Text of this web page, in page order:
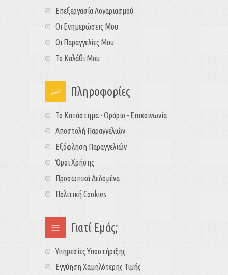
Επεξεργασία Λογαριασμού
Οι Ενημερώσεις Μου
Οι Παραγγελίες Μου
Το Καλάθι Μου
Πληροφορίες
Το Κατάστημα - Ωράριο - Επικοινωνία
Αποστολή Παραγγελιών
Εξόφληση Παραγγελιών
Όροι Χρήσης
Προσωπικά Δεδομένα
Πολιτική Cookies
Γιατί Εμάς;
Υπηρεσίες Υποστήριξης
Εγγύηση Χαμηλότερης Τιμής